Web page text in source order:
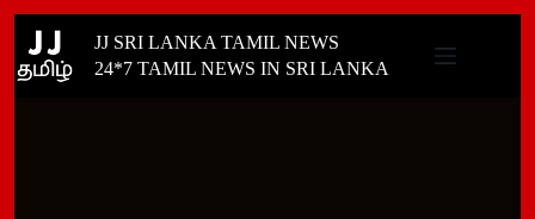
content
JJ SRI LANKA TAMIL NEWS
24*7 TAMIL NEWS IN SRI LANKA